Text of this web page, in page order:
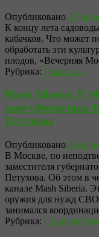
Опубликовано 30
К концу лета
кабачков. Что может
обработать эти
плодов, «Вечерняя
Рубрика: Дом и сад
Mash Siberia: В
замгубернатора
Петухова
Опубликовано 4
В Москве, по
заместителя
Петухова. Об этом в
канале Mash Siberia.
оружия для нужд СВО.
занимался
Рубрика: